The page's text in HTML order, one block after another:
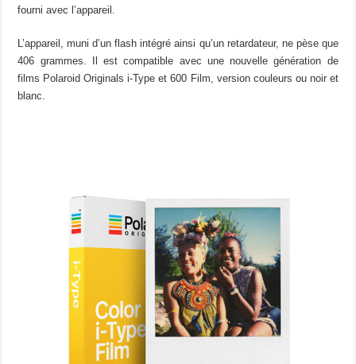
fourni avec l’appareil.
L’appareil, muni d’un flash intégré ainsi qu’un retardateur, ne pèse que
406 grammes. Il est compatible avec une nouvelle génération de
films Polaroid Originals i-Type et 600 Film, version couleurs ou noir et
blanc.